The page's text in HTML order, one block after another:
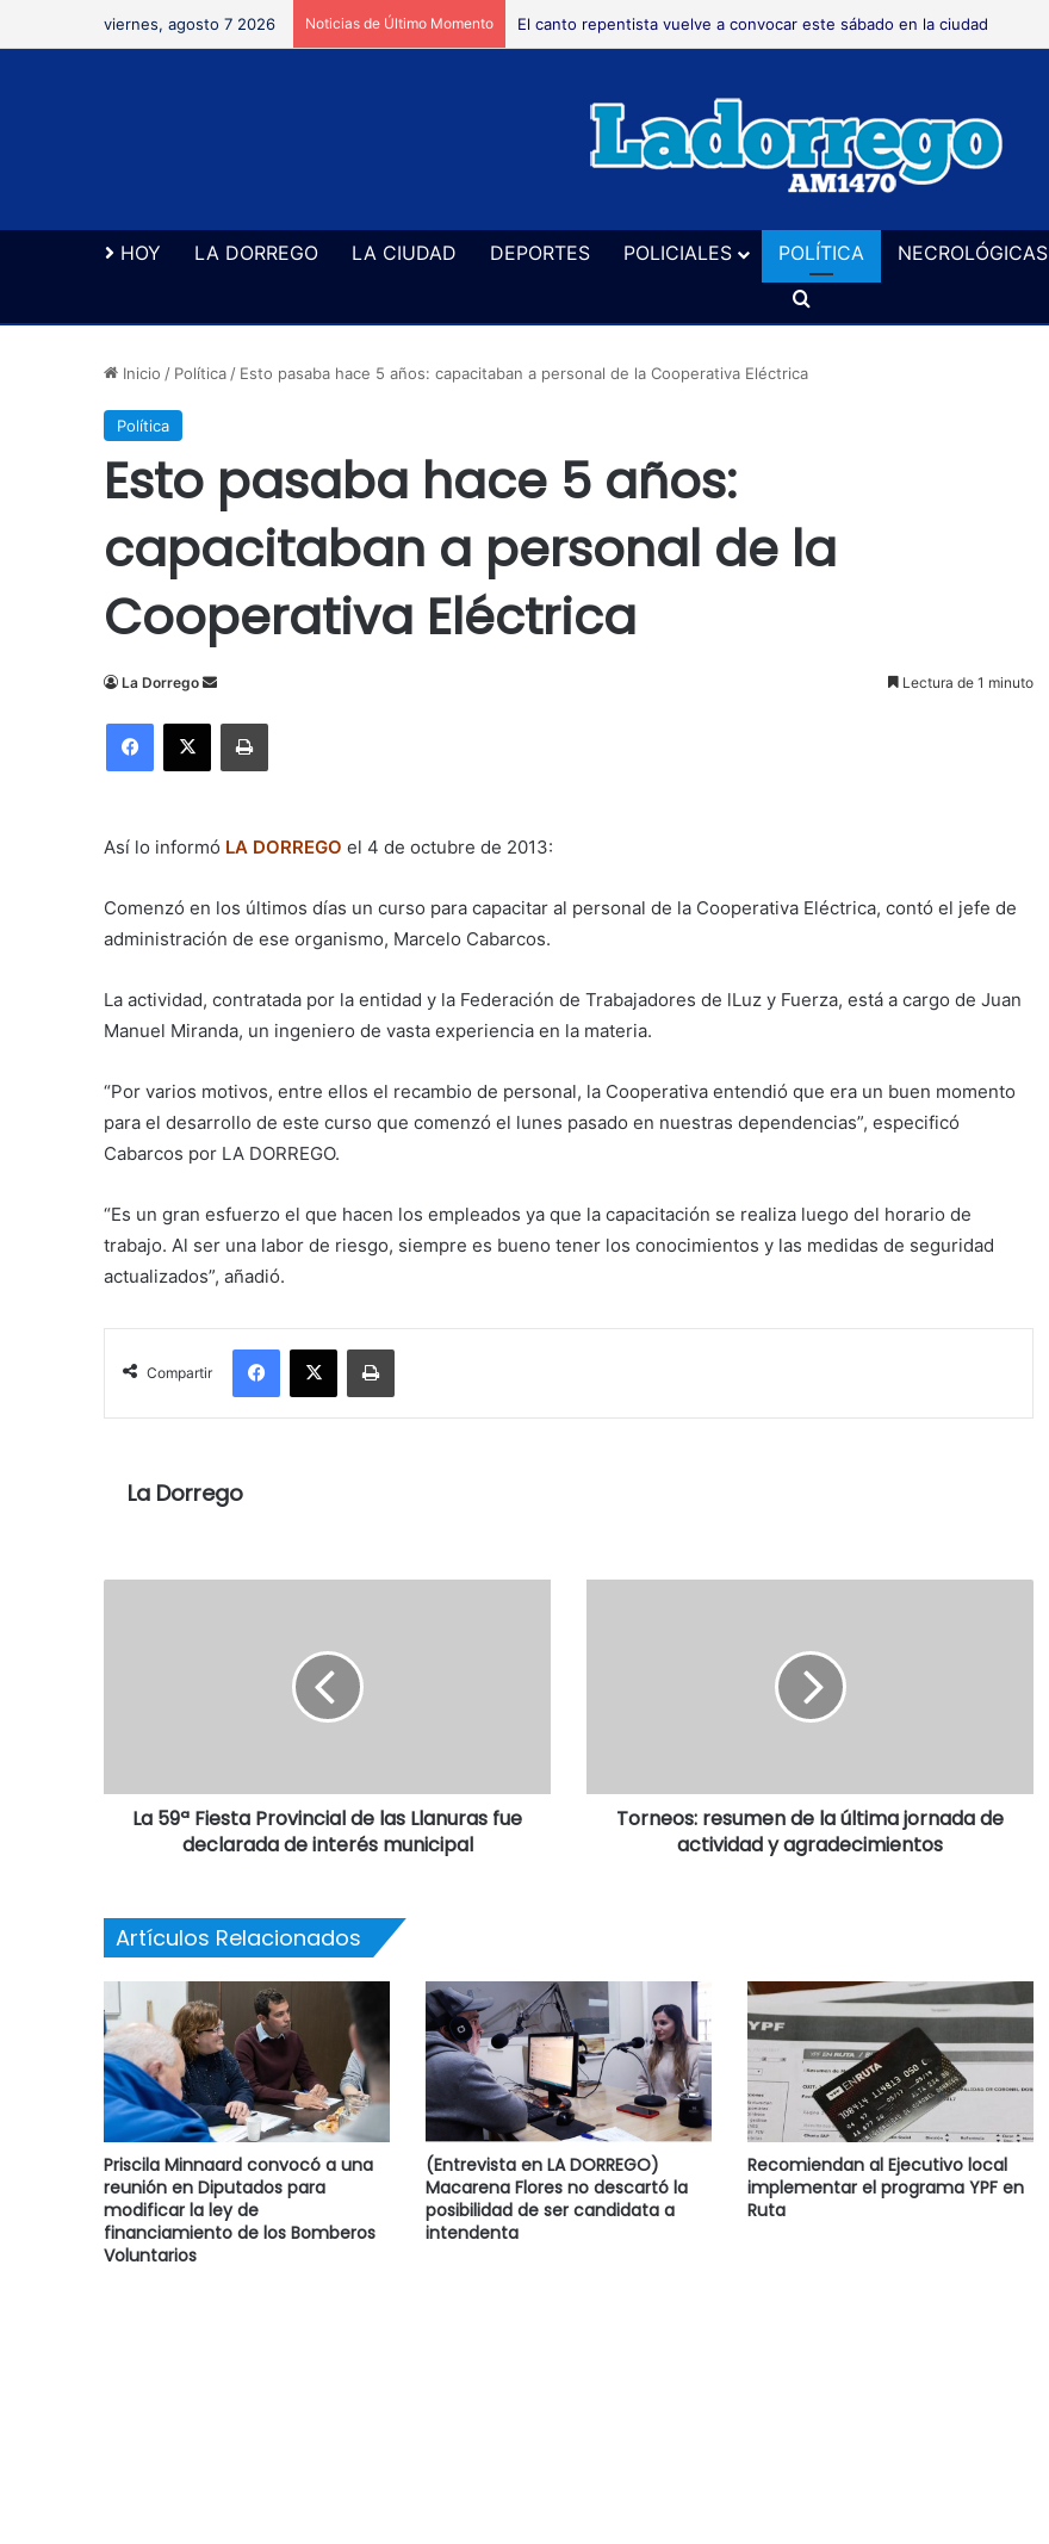
viernes, agosto 7 2026 Noticias de Último Momento El canto repentista vuelve a convocar este sábado en la ciudad
HOY LA DORREGO LA CIUDAD DEPORTES POLICIALES POLÍTICA NECROLÓGICAS
Buscar
Inicio / Política / Esto pasaba hace 5 años: capacitaban a personal de la Cooperativa Eléctrica
Política
Esto pasaba hace 5 años:
capacitaban a personal de la
Cooperativa Eléctrica
La Dorrego
Send
email
Lectura de 1 minuto
Facebook
X Imprimir
Así lo informó LA DORREGO el 4 de octubre de 2013:
Comenzó en los últimos días un curso para capacitar al personal de la Cooperativa Eléctrica, contó el jefe de
administración de ese organismo, Marcelo Cabarcos.
La actividad, contratada por la entidad y la Federación de Trabajadores de lLuz y Fuerza, está a cargo de Juan
Manuel Miranda, un ingeniero de vasta experiencia en la materia.
“Por varios motivos, entre ellos el recambio de personal, la Cooperativa entendió que era un buen momento
para el desarrollo de este curso que comenzó el lunes pasado en nuestras dependencias”, especificó
Cabarcos por LA DORREGO.
“Es un gran esfuerzo el que hacen los empleados ya que la capacitación se realiza luego del horario de
trabajo. Al ser una labor de riesgo, siempre es bueno tener los conocimientos y las medidas de seguridad
actualizados”, añadió.
Compartir
Facebook
X Imprimir
La Dorrego
La 59ª Fiesta Provincial de las Llanuras fue
declarada de interés municipal
Torneos: resumen de la última jornada de
actividad y agradecimientos
Artículos Relacionados
Priscila Minnaard convocó a una
reunión en Diputados para
modificar la ley de
financiamiento de los Bomberos
Voluntarios
(Entrevista en LA DORREGO)
Macarena Flores no descartó la
posibilidad de ser candidata a
intendenta
Recomiendan al Ejecutivo local
implementar el programa YPF en
Ruta